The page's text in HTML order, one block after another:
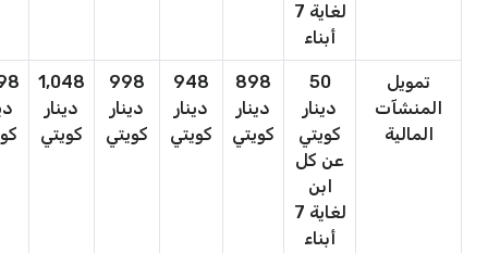
لغاية 7
أبناء
تمويل
المنشآت
المالية
50
دينار
كويتي
عن كل
ابن
لغاية 7
أبناء
898
دينار
كويتي
948
دينار
كويتي
998
دينار
كويتي
1,048
دينار
كويتي